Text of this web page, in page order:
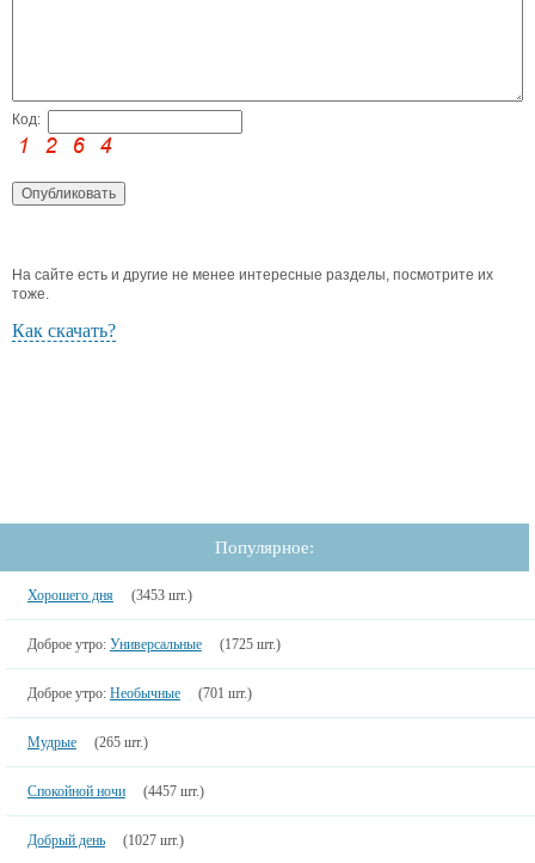
Код:
На сайте есть и другие не менее интересные разделы, посмотрите их
тоже.
Как скачать?
Популярное:
Хорошего дня (3453 шт.)
Доброе утро: Универсальные (1725 шт.)
Доброе утро: Необычные (701 шт.)
Мудрые (265 шт.)
Спокойной ночи (4457 шт.)
Добрый день (1027 шт.)